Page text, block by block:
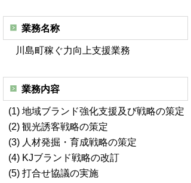
業務名称
川島町稼ぐ力向上支援業務
業務内容
(1) 地域ブランド強化支援及び戦略の策定
(2) 観光誘客戦略の策定
(3) 人材発掘・育成戦略の策定
(4) KJブランド戦略の改訂
(5) 打合せ協議の実施